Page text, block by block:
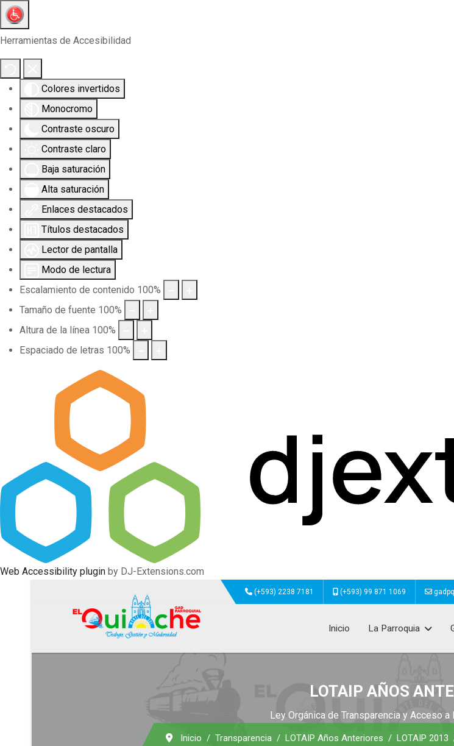
Herramientas de Accesibilidad
Colores invertidos
Monocromo
Contraste oscuro
Contraste claro
Baja saturación
Alta saturación
Enlaces destacados
Títulos destacados
Lector de pantalla
Modo de lectura
Escalamiento de contenido 100%
Tamaño de fuente 100%
Altura de la línea 100%
Espaciado de letras 100%
Web Accessibility plugin by DJ-Extensions.com
(+593) 2238 7181 (+593) 99 871 1069
Inicio La Parroquia
LOTAIP AÑOS
Ley Orgánica de Transparencia y Acceso
Inicio Transparencia LOTAIP Años Anteriores LOTAIP 2013